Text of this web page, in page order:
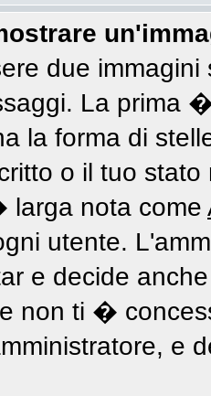
due
La prima
la forma di
o il tuo
larga nota come
utente.
e decide
non ti �
e